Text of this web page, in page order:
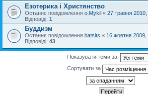
Езотерика і Христянство
Останнє повідомлення o.Mykil « 27 травня
Відповіді: 1
Буддизм
Останнє повідомлення batsits « 16 жовтня 2009,
Відповіді: 43
Показувати теми за:
Сортувати за